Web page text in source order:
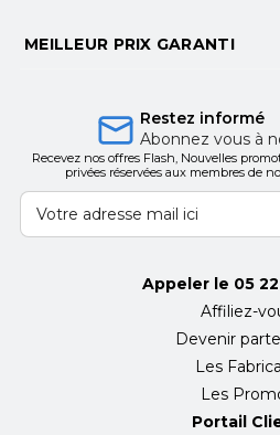
Soutien
88°(H), 68°(V)
Type D'image
JPEG
Résolution
160*120;320*240;640*480
Lumière blanche
Plage De Remplissage
MEILLEUR PRIX GARANTI
Restez informé
Abonnez vous à
Recevez nos offres Flash, Nouvelles
privées réservées aux membres de
Appeler le 05
Affiliez-
Devenir
Les
Les
Portail